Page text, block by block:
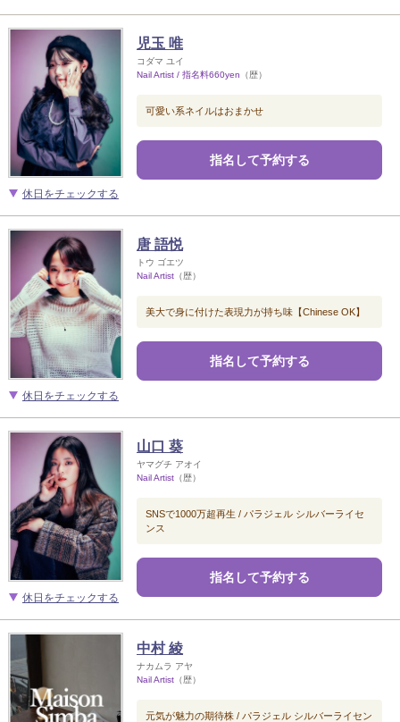
休日をチェックする
児玉 唯
コダマ ユイ
Nail Artist / 指名料660yen （歴）
可愛い系ネイルはおまかせ
指名して予約する
休日をチェックする
唐 語悦
トウ ゴエツ
Nail Artist （歴）
美大で身に付けた表現力が持ち味【Chinese OK】
指名して予約する
休日をチェックする
山口 葵
ヤマグチ アオイ
Nail Artist （歴）
SNSで1000万超再生 / パラジェル シルバーライセ
ンス
指名して予約する
中村 綾
ナカムラ アヤ
Nail Artist （歴）
元気が魅力の期待株 / パラジェル シルバーライセン